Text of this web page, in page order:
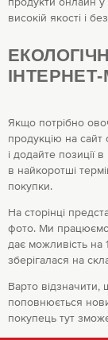
високій якості і
Якщо потрібно
продукцію на сайт
і додайте позиції
в найкоротші
покупки.
На сторінці
фото. Ми працюємо
дає можливість на
зберігалася на
Варто відзначити,
поповнюється
покупець тут